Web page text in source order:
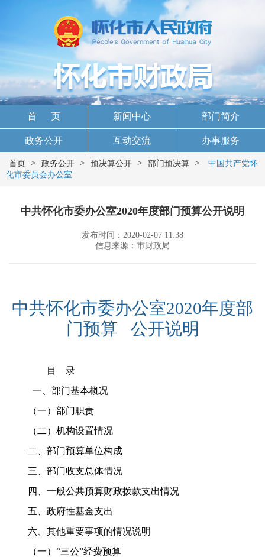
首 页 新闻中心 部门简介
政务公开 互动交流 办事服务
首页 > 政务公开 > 预决算公开 > 部门预决算 >
中国共产党怀
化市委员会办公室
中共怀化市委办公室2020年度部门预算公开说明
发布时间：2020-02-07 11:38
信息来源：市财政局
中共怀化市委办公室2020年度部
门预算
公开说明
目 录
一、部门基本概况
（一）部门职责
（二）机构设置情况
二、部门预算单位构成
三、部门收支总体情况
四、一般公共预算财政拨款支出情况
五、政府性基金支出
六、其他重要事项的情况说明
（一）“三公”经费预算